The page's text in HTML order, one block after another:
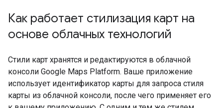
Как работает стилизация карт на
основе облачных технологий
Стили карт хранятся и редактируются в облачной
консоли Google Maps Platform. Ваше приложение
использует идентификатор карты для запроса стиля
карты из облачной консоли, после чего применяет его